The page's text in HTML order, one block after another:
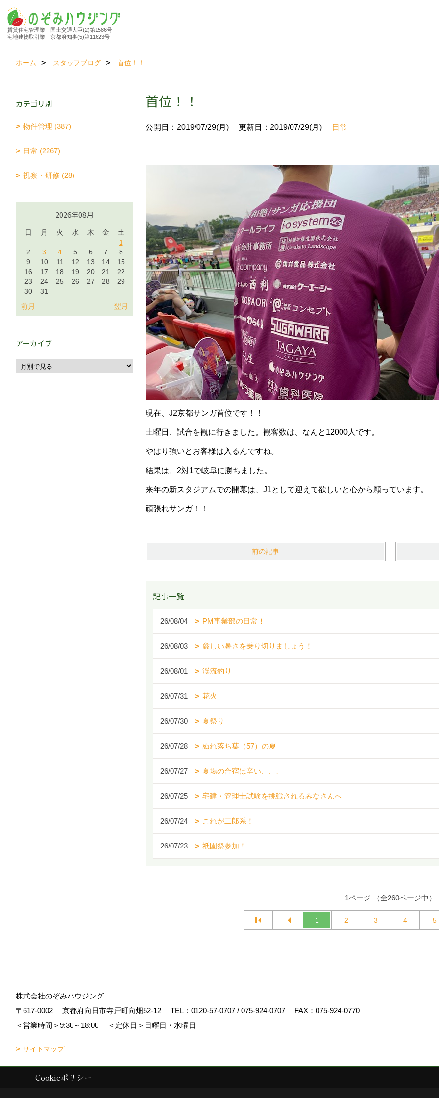
賃貸住宅管理業 国土交通大臣(2)第1586号
宅地建物取引業 京都府知事(5)第11623号
ホーム スタッフブログ 首位！！
首位！！
公開日：2019/07/29(月) 更新日：2019/07/29(月) 日常
現在、J2京都サンガ首位です！！
土曜日、試合を観に行きました。観客数は、なんと12000人です。
やはり強いとお客様は入るんですね。
結果は、2対1で岐阜に勝ちました。
来年の新スタジアムでの開幕は、J1として迎えて欲しいと心から願っています。
頑張れサンガ！！
前の記事
記事一覧
26/08/04 PM事業部の日常！
26/08/03 厳しい暑さを乗り切りましょう！
26/08/01 渓流釣り
26/07/31 花火
26/07/30 夏祭り
26/07/28 ぬれ落ち葉（57）の夏
26/07/27 夏場の合宿は辛い、、、
26/07/25 宅建・管理士試験を挑戦されるみなさんへ
26/07/24 これが二郎系！
26/07/23 祇園祭参加！
1ページ （全260ページ中）
1 2 3 4 5
カテゴリ別
物件管理 (387)
日常 (2267)
視察・研修 (28)
2026年08月
日 月 火 水 木 金
土
1
2
3 4 5 6 7
8
9
10 11 12 13 14
15
16
17 18 19 20 21
22
23
24 25 26 27 28
29
30
31
前月 翌月
アーカイブ
株式会社のぞみハウジング
〒617-0002
京都府向日市寺戸町向畑52-12 TEL： 0120-57-0707 / 075-924-0707
FAX：075-924-0770
＜営業時間＞9:30～18:00
＜定休日＞日曜日・水曜日
サイトマップ
Copyright (c) Nozomi Housing. All Rights Reserved.
Cookieポリシー